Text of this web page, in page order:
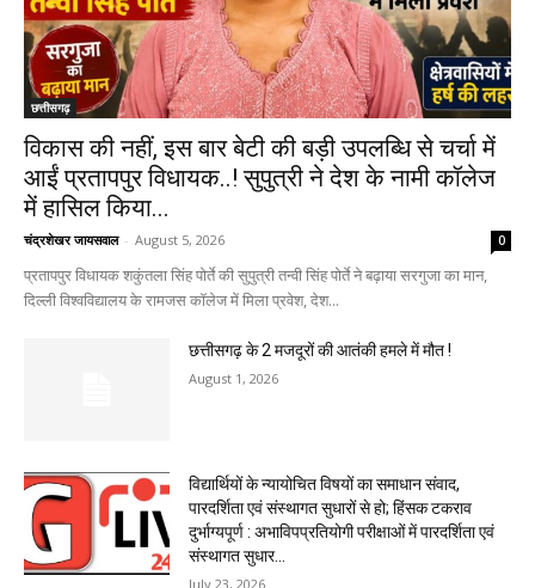
छत्तीसगढ़
विकास की नहीं, इस बार बेटी की बड़ी उपलब्धि से चर्चा में
आईं प्रतापपुर विधायक..! सुपुत्री ने देश के नामी कॉलेज
में हासिल किया...
चंद्रशेखर जायसवाल - August 5, 2026 0
प्रतापपुर विधायक शकुंतला सिंह पोर्ते की सुपुत्री तन्वी सिंह पोर्ते ने बढ़ाया सरगुजा का मान,
दिल्ली विश्वविद्यालय के रामजस कॉलेज में मिला प्रवेश, देश...
छत्तीसगढ़ के 2 मजदूरों की आतंकी हमले में मौत !
August 1, 2026
विद्यार्थियों के न्यायोचित विषयों का समाधान संवाद,
पारदर्शिता एवं संस्थागत सुधारों से हो; हिंसक टकराव
दुर्भाग्यपूर्ण : अभाविपप्रतियोगी परीक्षाओं में पारदर्शिता एवं
संस्थागत सुधार...
July 23, 2026